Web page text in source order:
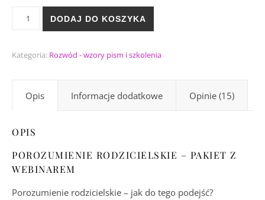
ilość Porozumienie rodzicielskie – PAKIET Z WEBINAREM
DODAJ DO KOSZYKA
Kategoria: Rozwód - wzory pism i szkolenia
Opis Informacje dodatkowe Opinie (15)
OPIS
POROZUMIENIE RODZICIELSKIE – PAKIET Z
WEBINAREM
Porozumienie rodzicielskie – jak do tego podejść?